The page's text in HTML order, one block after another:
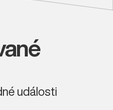
události